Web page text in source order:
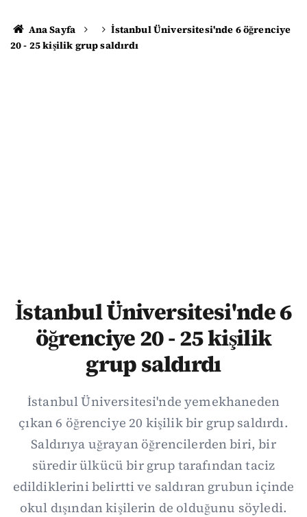
Ana Sayfa
İstanbul Üniversitesi'nde 6 öğrenciye
20 - 25 kişilik grup saldırdı
İstanbul Üniversitesi'nde 6
öğrenciye 20 - 25 kişilik
grup saldırdı
İstanbul Üniversitesi'nde yemekhaneden
çıkan 6 öğrenciye 20 kişilik bir grup saldırdı.
Saldırıya uğrayan öğrencilerden biri, bir
süredir ülkücü bir grup tarafından taciz
edildiklerini belirtti ve saldıran grubun içinde
okul dışından kişilerin de olduğunu söyledi.